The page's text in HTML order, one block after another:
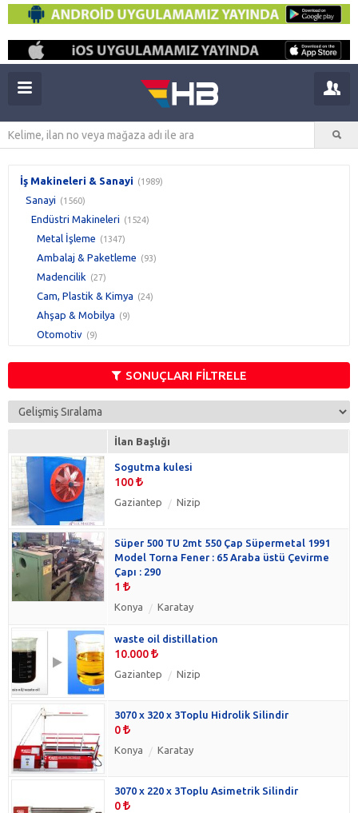
İş Makineleri & Sanayi (1989)
Sanayi (1560)
Endüstri Makineleri (1524)
Metal İşleme (1347)
Ambalaj & Paketleme (93)
Madencilik (27)
Cam, Plastik & Kimya (24)
Ahşap & Mobilya (9)
Otomotiv (9)
Isı & Havalandırma (3)
Tekstil
Toplu Satış (3)
İnşaat (0)
Matbaa & Reklam (0)
SONUÇLARI FİLTRELE
İlan Başlığı
Sogutma kulesi
100
Gaziantep Nizip
Süper 500 TU 2mt 550 Çap Süpermetal 1991
Model Torna Fener : 65 Araba üstü Çevirme
Çapı : 290
1
Konya Karatay
waste oil distillation
10.000
Gaziantep Nizip
3070 x 320 x 3Toplu Hidrolik Silindir
0
Konya Karatay
3070 x 220 x 3Toplu Asimetrik Silindir
0